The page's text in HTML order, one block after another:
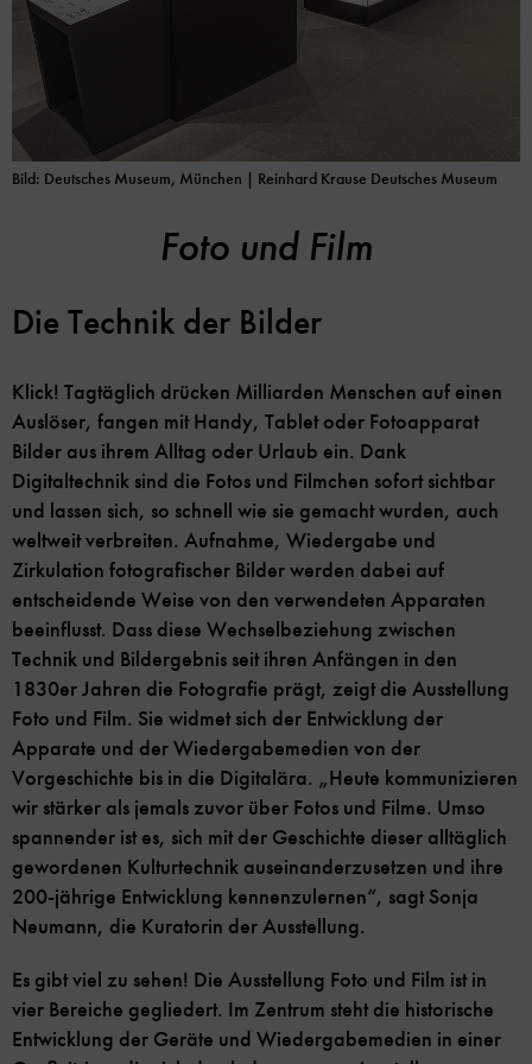
Bild: Deutsches Museum, München | Reinhard Krause Deutsches Museum
Foto und Film
Die Technik der Bilder
Klick! Tagtäglich drücken Milliarden Menschen auf einen
Auslöser, fangen mit Handy, Tablet oder Fotoapparat
Bilder aus ihrem Alltag oder Urlaub ein. Dank
Digitaltechnik sind die Fotos und Filmchen sofort sichtbar
und lassen sich, so schnell wie sie gemacht wurden, auch
weltweit verbreiten. Aufnahme, Wiedergabe und
Zirkulation fotografischer Bilder werden dabei auf
entscheidende Weise von den verwendeten Apparaten
beeinflusst. Dass diese Wechselbeziehung zwischen
Technik und Bildergebnis seit ihren Anfängen in den
1830er Jahren die Fotografie prägt, zeigt die Ausstellung
Foto und Film. Sie widmet sich der Entwicklung der
Apparate und der Wiedergabemedien von der
Vorgeschichte bis in die Digitalära. „Heute kommunizieren
wir stärker als jemals zuvor über Fotos und Filme. Umso
spannender ist es, sich mit der Geschichte dieser alltäglich
gewordenen Kulturtechnik auseinanderzusetzen und ihre
200-jährige Entwicklung kennenzulernen“, sagt Sonja
Neumann, die Kuratorin der Ausstellung.
Es gibt viel zu sehen! Die Ausstellung Foto und Film ist in
vier Bereiche gegliedert. Im Zentrum steht die historische
Entwicklung der Geräte und Wiedergabemedien in einer